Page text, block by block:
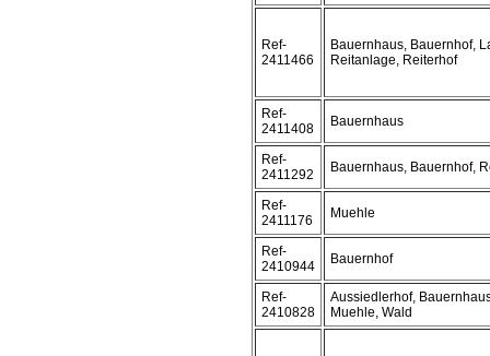
Ref-
2411466
Bauernhaus, Bauernhof,
Reitanlage, Reiterhof
Ref-
2411408
Bauernhaus
Ref-
2411292
Bauernhaus, Bauernhof,
Ref-
2411176
Muehle
Ref-
2410944
Bauernhof
Ref-
2410828
Aussiedlerhof,
Muehle, Wald